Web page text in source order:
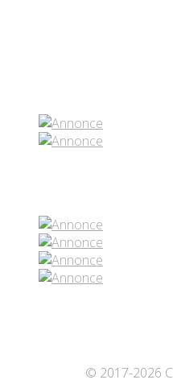
© 2017-2026